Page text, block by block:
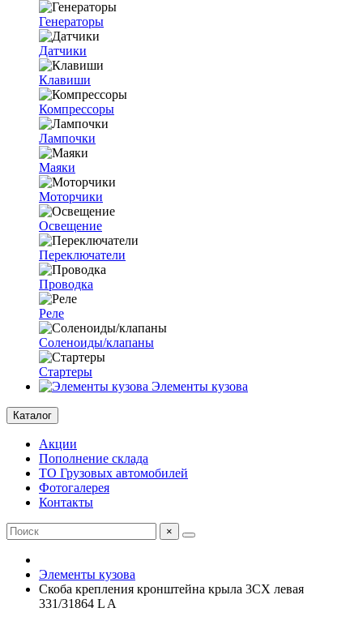
Генераторы
Датчики
Клавиши
Компрессоры
Лампочки
Маяки
Моторчики
Освещение
Переключатели
Проводка
Реле
Соленоиды/клапаны
Стартеры
Элементы кузова
Каталог
Акции
Пополнение склада
ТО Грузовых автомобилей
Фотогалерея
Контакты
×
Элементы кузова
Скоба крепления кронштейна крыла 3СХ левая
331/31864 L A